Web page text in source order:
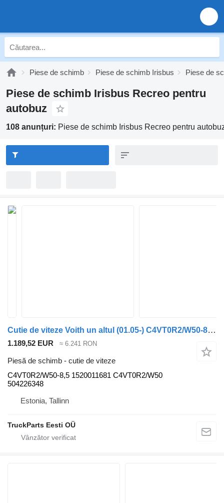
Piese de schimb Piese de schimb Irisbus Piese de
Piese de schimb Irisbus Recreo pentru
autobuz
108 anunțuri: Piese de schimb Irisbus Recreo pentru
Cutie de viteze Voith un altul (01.05-) C4VT0R2/W50-8 pentru autobuz Irisbus Access, Evadys, Axer, Karosa, Recreo, Domino, Agora, Citelis, Eurorider (1999-)
1.189,52 EUR ≈ 6.241 RON
Piesă de schimb - cutie de viteze
C4VT0R2/W50-8,5 1520011681 C4VT0R2/W50
504226348
Estonia, Tallinn
TruckParts Eesti OÜ